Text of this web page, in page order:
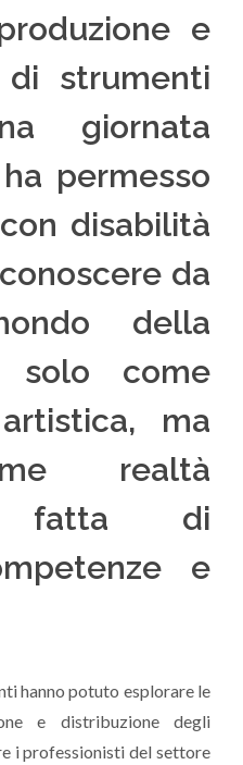
e
di strumenti
giornata
permesso
disabilità
da
della
solo come
ma
realtà
fatta di
e
hanno potuto esplorare le
e distribuzione degli
i professionisti del settore